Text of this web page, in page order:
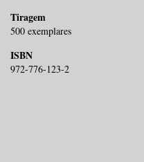
Tiragem
500 exemplares
ISBN
972-776-123-2